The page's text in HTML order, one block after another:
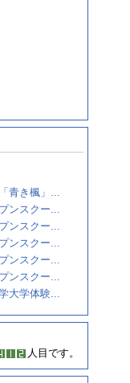
青き楓」...
ンスクー...
ンスクー...
ンスクー...
ンスクー...
ンスクー...
大学体験...
人目です。